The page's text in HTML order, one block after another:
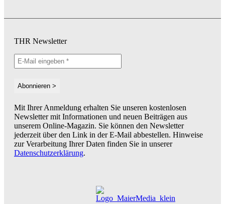
THR Newsletter
Mit Ihrer Anmeldung erhalten Sie unseren kostenlosen
Newsletter mit Informationen und neuen Beiträgen aus
unserem Online-Magazin. Sie können den Newsletter
jederzeit über den Link in der E-Mail abbestellen. Hinweise
zur Verarbeitung Ihrer Daten finden Sie in unserer
Datenschutzerklärung.